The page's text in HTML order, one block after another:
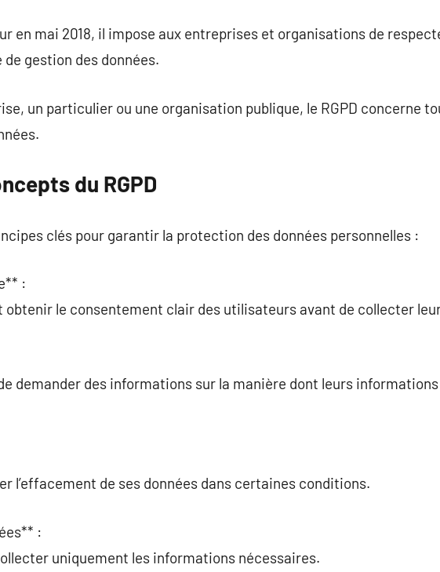
en mai 2018, il impose aux entreprises et organisations de
gestion des données.
un particulier ou une organisation publique, le RGPD concerne
du RGPD
clés pour garantir la protection des données personnelles :
:
obtenir le consentement clair des utilisateurs avant de collecter
demander des informations sur la manière dont leurs
l’effacement de ses données dans certaines conditions.
:
uniquement les informations nécessaires.